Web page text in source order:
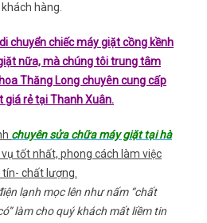
hàng.
chuyển chiếc máy giặt cồng kềnh
nữa, mà chúng tôi trung tâm
Thăng Long chuyên cung cấp
giá rẻ tại Thanh Xuân.
chuyên sửa chữa máy giặt tại hà
tốt nhất, phong cách làm việc
chất lượng.
lạnh mọc lên như nấm “chất
làm cho quý khách mất liềm tin